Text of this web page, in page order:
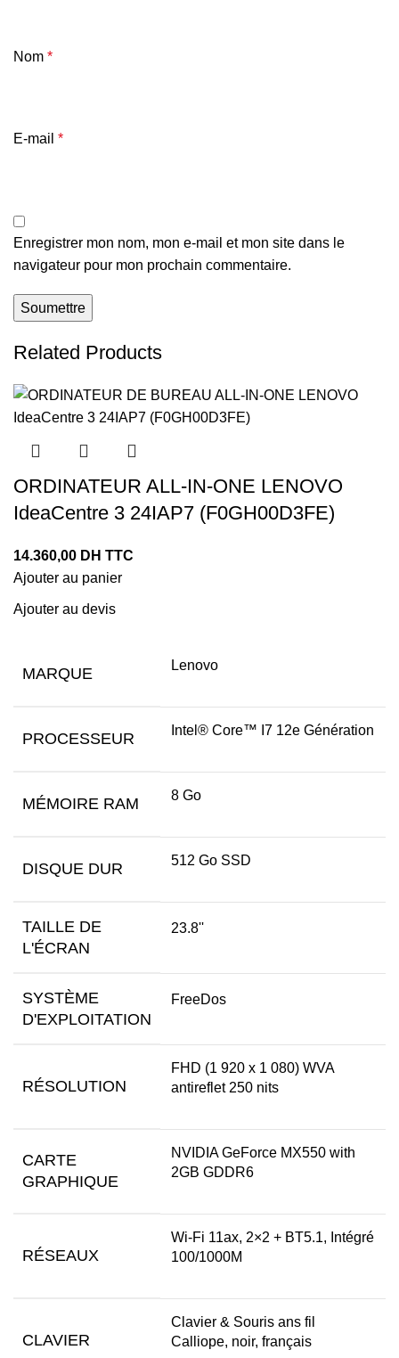
Nom *
E-mail *
Enregistrer mon nom, mon e-mail et mon site dans le
navigateur pour mon prochain commentaire.
Related Products
ORDINATEUR ALL-IN-ONE LENOVO
IdeaCentre 3 24IAP7 (F0GH00D3FE)
14.360,00 DH TTC
Ajouter au panier
Ajouter au devis
MARQUE Lenovo
PROCESSEUR Intel® Core™ I7 12e Génération
MÉMOIRE RAM 8 Go
DISQUE DUR 512 Go SSD
TAILLE DE
L'ÉCRAN
23.8''
SYSTÈME
D'EXPLOITATION
FreeDos
RÉSOLUTION
FHD (1 920 x 1 080) WVA
antireflet 250 nits
CARTE
GRAPHIQUE
NVIDIA GeForce MX550 with
2GB GDDR6
RÉSEAUX
Wi-Fi 11ax, 2×2 + BT5.1, Intégré
100/1000M
CLAVIER
Clavier & Souris ans fil
Calliope, noir, français